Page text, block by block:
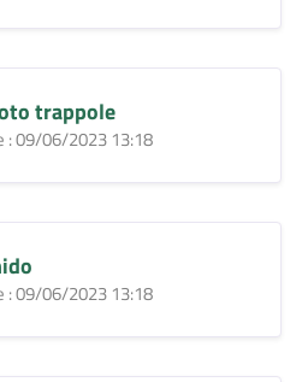
trappole
: 09/06/2023 13:18
: 09/06/2023 13:18